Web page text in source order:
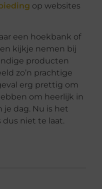
op websites
een hoekbank of
kijkje nemen bij
producten
zo’n prachtige
erg prettig om
om heerlijk in
dag. Nu is het
dus niet te laat.